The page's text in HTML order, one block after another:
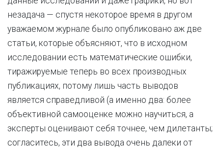
незадача — спустя некоторое время в другом
уважаемом журнале было опубликовано аж две
статьи, которые объясняют, что в исходном
исследовании есть математические ошибки,
тиражируемые теперь во всех производных
публикациях, потому лишь часть выводов
является справедливой (а именно два: более
объективной самооценке можно научиться, а
эксперты оценивают себя точнее, чем дилетанты;
согласитесь, эти два вывода очень далеки от